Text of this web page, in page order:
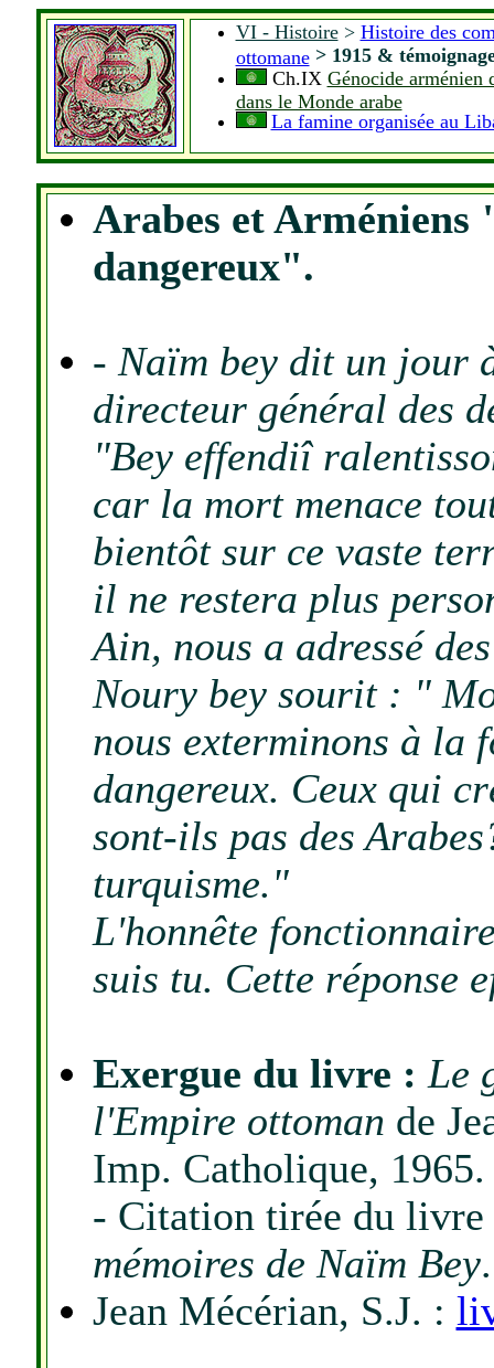
VI - Histoire > Histoire des
ottomane>1915 &
Ch.IX Génocide arménien
dans le Monde arabe
La famine organisée au
Arabes et Arméniens
dangereux".
- Naïm bey dit un jour
directeur général des
"Bey effendiî
car la mort menace
bientôt sur ce vaste
il ne restera plus
Ain, nous a adressé
Noury bey sourit : "
nous exterminons à la
dangereux. Ceux qui
sont-ils pas des
turquisme."
L'honnête
suis tu. Cette réponse
Exergue du livre : Le
l'Empire ottoman de
Imp. Catholique, 1965.
- Citation tirée du
mémoires de Naïm Bey.
Jean Mécérian, S.J. :